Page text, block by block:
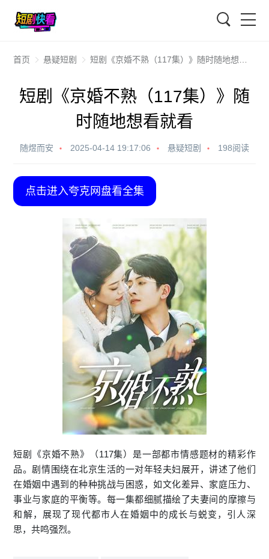
首页 悬疑短剧 短剧《京婚不熟（117集）》随时随地想看就看
短剧《京婚不熟（117集）》随
时随地想看就看
随煜而安 2025-04-14 19:17:06 悬疑短剧 198阅读
点击进入夸克网盘看全集
短剧《京婚不熟》（117集）是一部都市情感题材的精彩作
品。剧情围绕在北京生活的一对年轻夫妇展开，讲述了他们
在婚姻中遇到的种种挑战与困惑，如文化差异、家庭压力、
事业与家庭的平衡等。每一集都细腻描绘了夫妻间的摩擦与
和解，展现了现代都市人在婚姻中的成长与蜕变，引人深
思，共鸣强烈。